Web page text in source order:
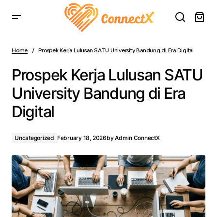
Digital
Home Prospek Kerja Lulusan SATU University Bandung di Era Digital
Prospek Kerja Lulusan SATU
University Bandung di Era
Digital
Uncategorized February 18, 2026byAdmin ConnectX